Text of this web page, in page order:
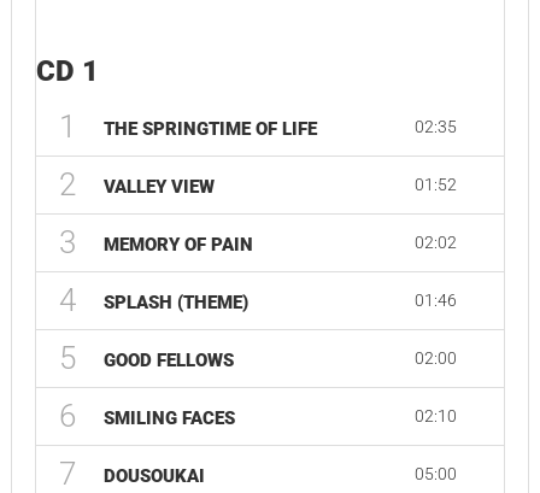
CD 1
1 THE SPRINGTIME OF LIFE 02:35
2 VALLEY VIEW 01:52
3 MEMORY OF PAIN 02:02
4 SPLASH (THEME) 01:46
5 GOOD FELLOWS 02:00
6 SMILING FACES 02:10
7 DOUSOUKAI 05:00